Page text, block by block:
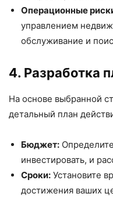
Операционные
управлением
обслуживание и
4. Разработка
На основе выбранной
детальный план
Бюджет:
инвестировать, и
Сроки: Установите
достижения ваших